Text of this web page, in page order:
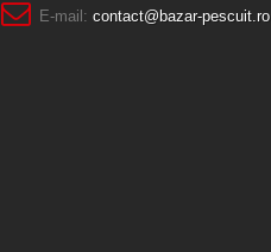
E-mail: contact@bazar-pescuit.ro